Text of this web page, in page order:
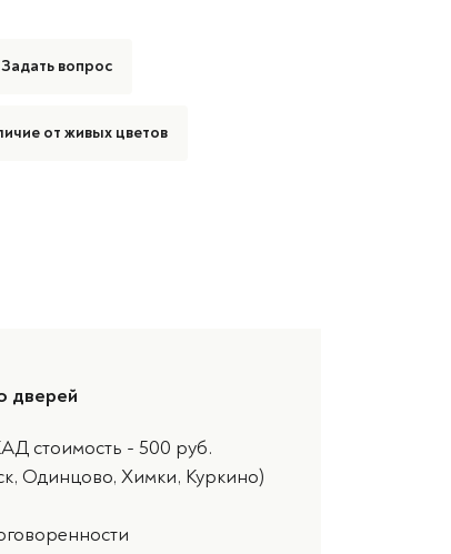
Задать вопрос
от живых цветов
дверей
стоимость - 500 руб.
Одинцово, Химки, Куркино)